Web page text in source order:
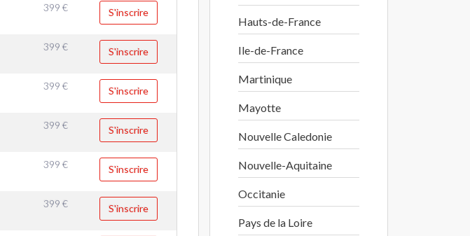
399 € S'inscrire
399 € S'inscrire
399 € S'inscrire
399 € S'inscrire
399 € S'inscrire
399 € S'inscrire
Hauts-de-France
Ile-de-France
Martinique
Mayotte
Nouvelle Caledonie
Nouvelle-Aquitaine
Occitanie
Pays de la Loire